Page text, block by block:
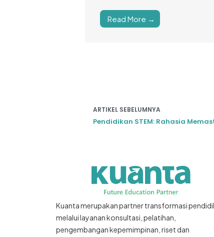
Read More →
ARTIKEL SEBELUMNYA
Pendidikan STEM: Rahasia
Kuanta merupakan partner transformasi
melalui layanan konsultasi, pelatihan,
pengembangan kepemimpinan, riset dan